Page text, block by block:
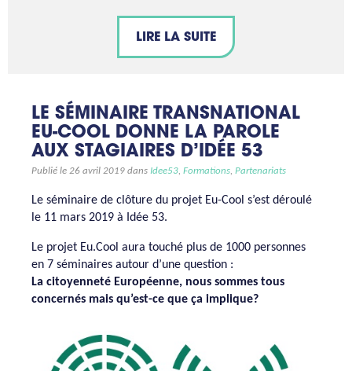
LIRE LA SUITE
LE SÉMINAIRE TRANSNATIONAL
EU-COOL DONNE LA PAROLE
AUX STAGIAIRES D’IDÉE 53
Publié le 26 avril 2019 dans Idee53, Formations, Partenariats
Le séminaire de clôture du projet Eu-Cool s’est déroulé
le 11 mars 2019 à Idée 53.
Le projet Eu.Cool aura touché plus de 1000 personnes
en 7 séminaires autour d’une question :
La citoyenneté Européenne, nous sommes tous
concernés mais qu’est-ce que ça implique?